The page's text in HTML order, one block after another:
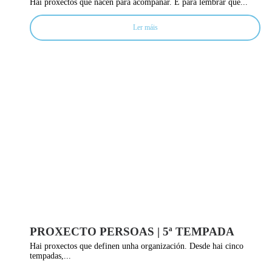
Hai proxectos que nacen para acompañar. E para lembrar que...
Ler máis
PROXECTO PERSOAS | 5ª TEMPADA
Hai proxectos que definen unha organización. Desde hai cinco
tempadas,...